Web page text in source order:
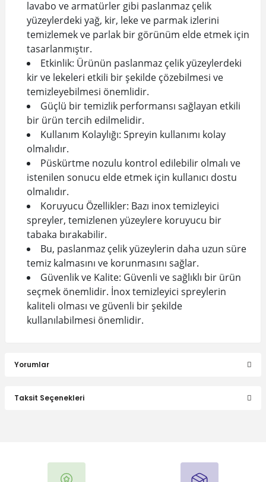
lavabo ve armatürler gibi paslanmaz çelik
yüzeylerdeki yağ, kir, leke ve parmak izlerini
temizlemek ve parlak bir görünüm elde etmek için
tasarlanmıştır.
Etkinlik: Ürünün paslanmaz çelik yüzeylerdeki
kir ve lekeleri etkili bir şekilde çözebilmesi ve
temizleyebilmesi önemlidir.
Güçlü bir temizlik performansı sağlayan etkili
bir ürün tercih edilmelidir.
Kullanım Kolaylığı: Spreyin kullanımı kolay
olmalıdır.
Püskürtme nozulu kontrol edilebilir olmalı ve
istenilen sonucu elde etmek için kullanıcı dostu
olmalıdır.
Koruyucu Özellikler: Bazı inox temizleyici
spreyler, temizlenen yüzeylere koruyucu bir
tabaka bırakabilir.
Bu, paslanmaz çelik yüzeylerin daha uzun süre
temiz kalmasını ve korunmasını sağlar.
Güvenlik ve Kalite: Güvenli ve sağlıklı bir ürün
seçmek önemlidir. İnox temizleyici spreylerin
kaliteli olması ve güvenli bir şekilde
kullanılabilmesi önemlidir.
Yorumlar
Taksit Seçenekleri